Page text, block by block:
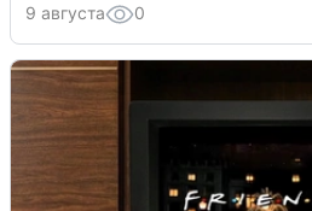
9 августа 0